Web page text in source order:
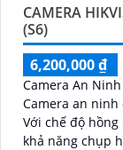
CAMERA
(S6)
6,200,000 ₫
Camera An Ninh
Camera an
Với chế độ
khả năng chụp